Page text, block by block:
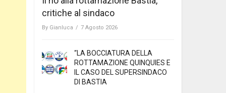
critiche al sindaco
By Gianluca / 7 Agosto 2026
“LA BOCCIATURA DELLA
ROTTAMAZIONE QUINQUIES E
IL CASO DEL SUPERSINDACO
DI BASTIA